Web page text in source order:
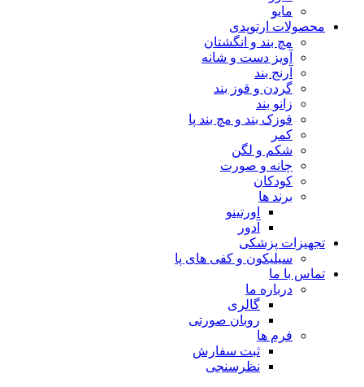
مایو
محصولات ارتوپدی
مچ بند و انگشتان
آویز دست و شانه
آرنج بند
گردن و قوز بند
زانو بند
قوزک بند و مچ بند پا
کمر
شکم و لگن
چانه و صورت
کودکان
برند ها
اورتینو
آدور
تجهیزات پزشکی
سیلیکون و کفی های پا
تماس با ما
درباره ما
گالری
روبان صورتی
فرم ها
ثبت سفارش
نظرسنجی